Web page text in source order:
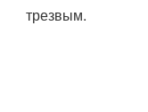
трезвым.